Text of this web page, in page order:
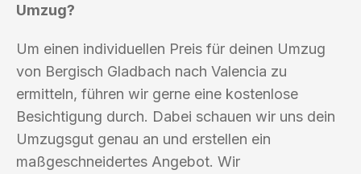
Umzug?
Um einen individuellen Preis für deinen Umzug
von Bergisch Gladbach nach Valencia zu
ermitteln, führen wir gerne eine kostenlose
Besichtigung durch. Dabei schauen wir uns dein
Umzugsgut genau an und erstellen ein
maßgeschneidertes Angebot. Wir